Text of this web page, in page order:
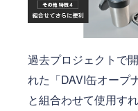
過去プロジェクトで
れた「DAVI缶オープ
と組合わせて使用すれ